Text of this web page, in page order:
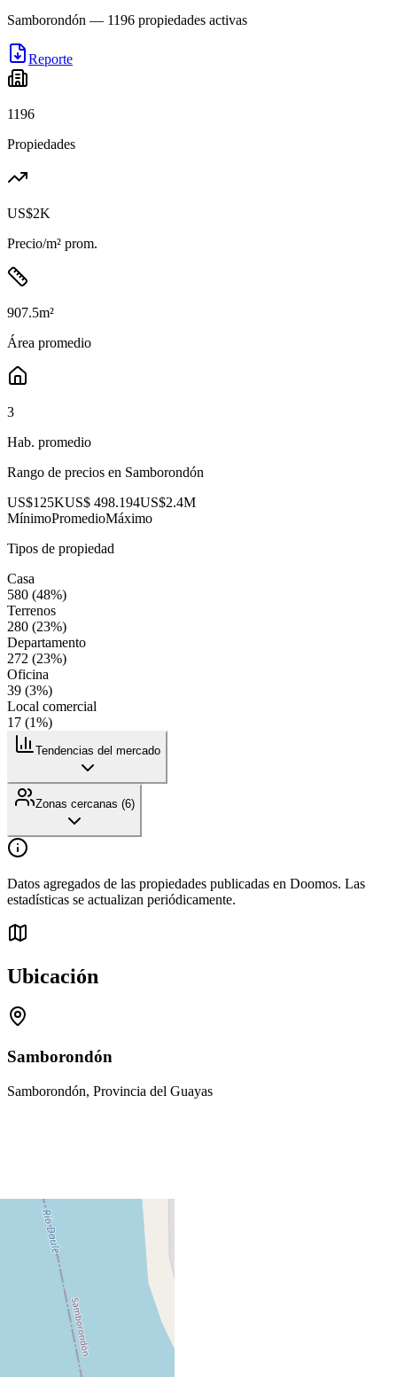
Samborondón — 1196 propiedades activas
Reporte
1196
Propiedades
US$2K
Precio/m² prom.
907.5m²
Área promedio
3
Hab. promedio
Rango de precios en Samborondón
US$125KUS$ 498.194US$2.4M
MínimoPromedioMáximo
Tipos de propiedad
Casa
580 (48%)
Terrenos
280 (23%)
Departamento
272 (23%)
Oficina
39 (3%)
Local comercial
17 (1%)
Tendencias del mercado
Zonas cercanas (6)
Datos agregados de las propiedades publicadas en Doomos. Las
estadísticas se actualizan periódicamente.
Ubicación
Samborondón
Samborondón, Provincia del Guayas